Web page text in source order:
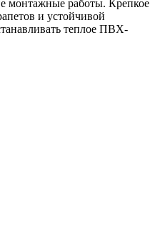
монтажные работы. Крепкое
и устойчивой
теплое ПВХ-